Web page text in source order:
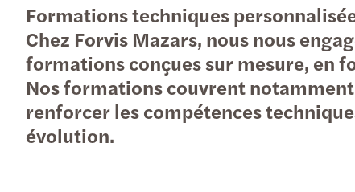
Formations techniques
Chez Forvis Mazars, nous nous
formations conçues sur mesure, en
Nos formations couvrent
renforcer les compétences
évolution.